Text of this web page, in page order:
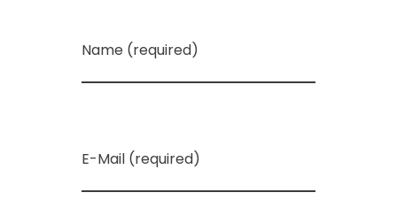
Name (required)
E-Mail (required)